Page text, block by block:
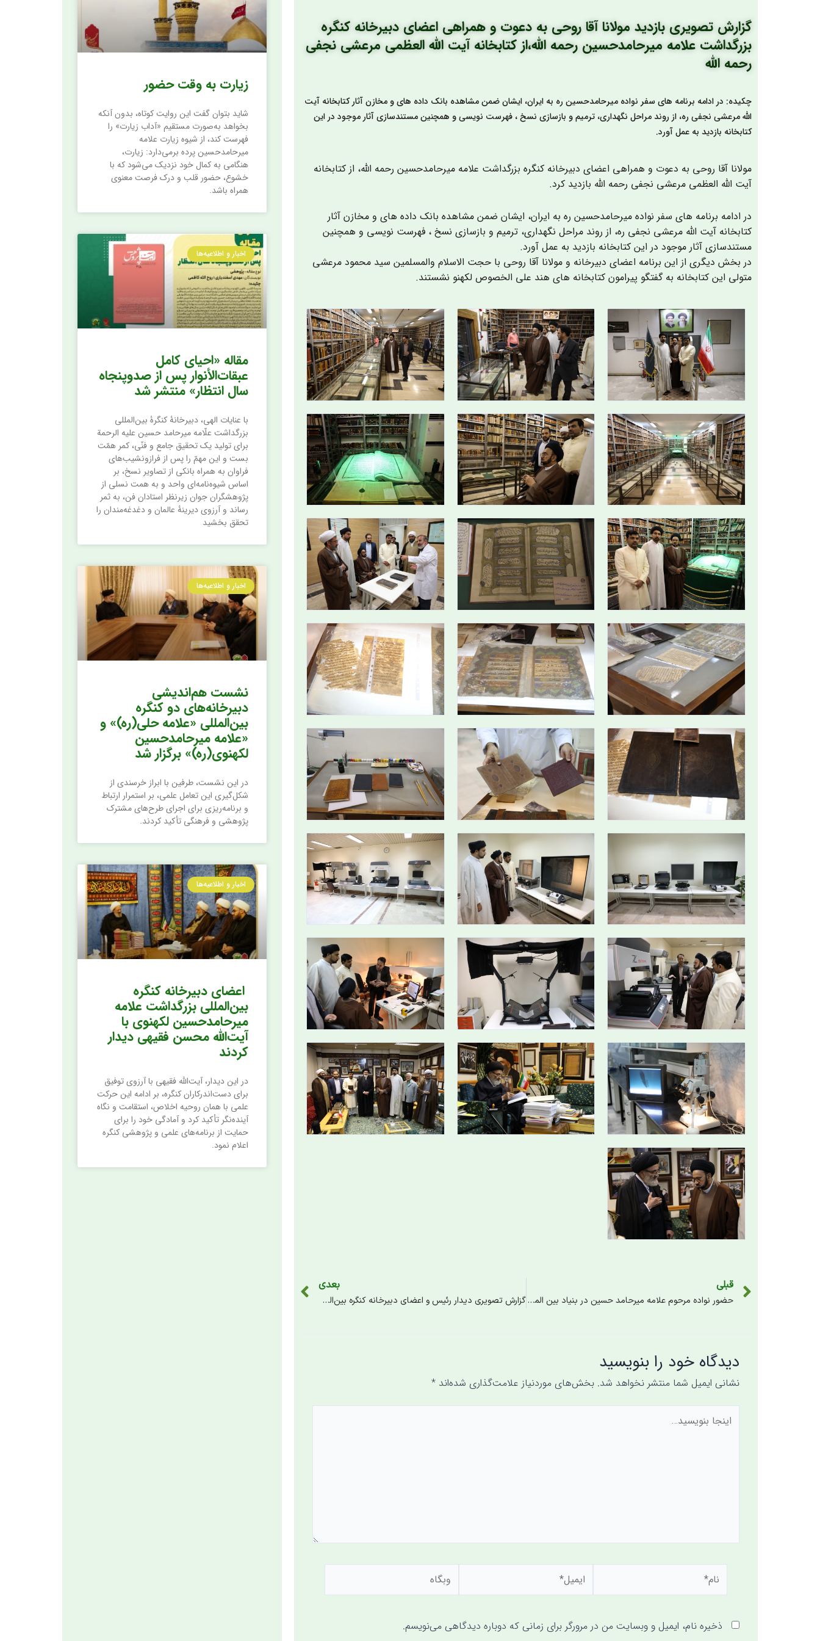
گزارش تصویری بازدید مولانا آقا روحی به دعوت و همراهی اعضای دبیرخانه کنگره
بزرگداشت علامه میرحامدحسین رحمه الله،از کتابخانه آیت الله العظمی مرعشی نجفی
رحمه الله
چکیده: در ادامه برنامه های سفر نواده میرحامدحسین ره به ایران، ایشان ضمن مشاهده بانک داده های و مخازن آثار کتابخانه آیت
الله مرعشی نجفی ره، از روند مراحل نگهداری، ترمیم و بازسازی نسخ ، فهرست نویسی و همچنین مستندسازی آثار موجود در این
کتابخانه بازدید به عمل آورد.
مولانا آقا روحی به دعوت و همراهی اعضای دبیرخانه کنگره بزرگداشت علامه میرحامدحسین رحمه الله، از کتابخانه
آیت الله العظمی مرعشی نجفی رحمه الله بازدید کرد.
در ادامه برنامه های سفر نواده میرحامدحسین ره به ایران، ایشان ضمن مشاهده بانک داده های و مخازن آثار
کتابخانه آیت الله مرعشی نجفی ره، از روند مراحل نگهداری، ترمیم و بازسازی نسخ ، فهرست نویسی و همچنین
مستندسازی آثار موجود در این کتابخانه بازدید به عمل آورد.
در بخش دیگری از این برنامه اعضای دبیرخانه و مولانا آقا روحی با حجت الاسلام والمسلمین سید محمود مرعشی
متولی این کتابخانه به گفتگو پیرامون کتابخانه های هند علی الخصوص لکهنو نشستند.
قبلی
حضور نواده مرحوم علامه میرحامد حسین در بنیاد بین المللی امامت و دیدار با دست‌اندرکاران کنگره بزرگداشت علامه میرحامد حسین
بعدی
گزارش تصویری دیدار رئیس و اعضای دبیرخانه کنگره بین‌المللی بزرگداشت علامه میرحامد حسین لکهنوی رحمه الله با حجت الاسلام والمسلمین دکتر شهریاری رئیس مجمع تقریب مذاهب اسلامی
دیدگاه‌ خود را بنویسید
نشانی ایمیل شما منتشر نخواهد شد. بخش‌های موردنیاز علامت‌گذاری شده‌اند *
ذخیره نام، ایمیل و وبسایت من در مرورگر برای زمانی که دوباره دیدگاهی می‌نویسم.
زیارت به وقت حضور
شاید بتوان گفت این روایت کوتاه، بدون آنکه
بخواهد به‌صورت مستقیم «آداب زیارت» را
فهرست کند، از شیوه زیارت علامه
میرحامدحسین پرده برمی‌دارد: زیارت،
هنگامی به کمال خود نزدیک می‌شود که با
خشوع، حضور قلب و درک فرصت معنوی
همراه باشد.
اخبار و اطلاعیه‌ها
مقاله «احیای کامل
عبقات‌الأنوار پس از صد‌و‌پنجاه
سال انتظار» منتشر شد
با عنایات الهی، دبیرخانۀ کنگرۀ بین‌المللی
بزرگداشت علّامه میرحامد حسین علیه الرحمة
برای تولید یک تحقیق جامع و فنّی، کمر همّت
بست و این مهمّ را پس از فراز‌و‌نشیب‌های
فراوان به همراه بانکی از تصاویر نسخ، بر
اساس شیوه‌نامه‌ای واحد و به همت نسلی از
پژوهشگران جوان زیرنظر استادان فن، به ثمر
رساند و آرزوی دیرینۀ عالمان و دغدغه‌مندان را
تحقق بخشید
اخبار و اطلاعیه‌ها
نشست هم‌اندیشی
دبیرخانه‌های دو کنگره
بین‌المللی «علامه حلی(ره)» و
«علامه میرحامدحسین
لکهنوی(ره)» برگزار شد
در این نشست، طرفین با ابراز خرسندی از
شکل‌گیری این تعامل علمی، بر استمرار ارتباط
و برنامه‌ریزی برای اجرای طرح‌های مشترک
پژوهشی و فرهنگی تأکید کردند.
اخبار و اطلاعیه‌ها
اعضای دبیرخانه کنگره
بین‌المللی بزرگداشت علامه
میرحامدحسین لکهنوی با
آیت‌الله محسن فقیهی دیدار
کردند
در این دیدار، آیت‌الله فقیهی با آرزوی توفیق
برای دست‌اندرکاران کنگره، بر ادامه این حرکت
علمی با همان روحیه اخلاص، استقامت و نگاه
آینده‌نگر تأکید کرد و آمادگی خود را برای
حمایت از برنامه‌های علمی و پژوهشی کنگره
اعلام نمود.